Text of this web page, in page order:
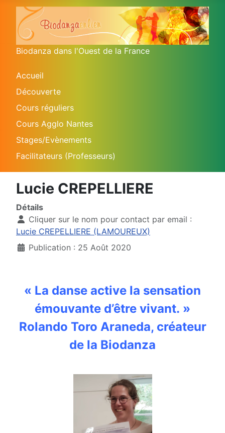
Biodanza dans l'Ouest de la France
Accueil
Découverte
Cours réguliers
Cours Agglo Nantes
Stages/Evènements
Facilitateurs (Professeurs)
Lucie CREPELLIERE
Détails
Cliquer sur le nom pour contact par email :
Lucie CREPELLIERE (LAMOUREUX)
Publication : 25 Août 2020
« La danse active la sensation
émouvante d’être vivant. »
Rolando Toro Araneda, créateur
de la Biodanza